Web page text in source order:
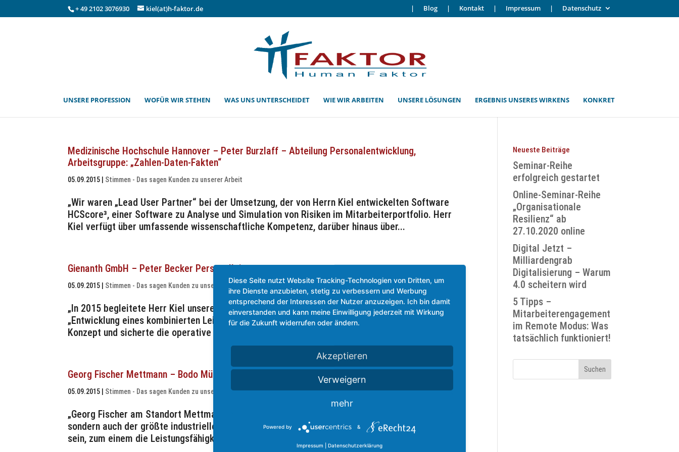
+ 49 2102 3076930 kiel(at)h-faktor.de | Blog | Kontakt | Impressum | Datenschutz
UNSERE PROFESSION WOFÜR WIR STEHEN WAS UNS UNTERSCHEIDET WIE WIR ARBEITEN UNSERE LÖSUNGEN ERGEBNIS UNSERES WIRKENS KONKRET
Medizinische Hochschule Hannover – Peter Burzlaff – Abteilung Personalentwicklung,
Arbeitsgruppe: „Zahlen-Daten-Fakten“
05.09.2015 Stimmen - Das sagen Kunden zu unserer Arbeit
„Wir waren „Lead User Partner“ bei der Umsetzung, der von Herrn Kiel entwickelten Software
HCScore³, einer Software zu Analyse und Simulation von Risiken im Mitarbeiterportfolio. Herr
Kiel verfügt über umfassende wissenschaftliche Kompetenz, darüber hinaus über...
Gienanth GmbH – Peter Becker Personalleiter
05.09.2015 Stimmen - Das sagen Kunden zu unserer Arbeit
„In 2015 begleitete Herr Kiel unsere Projekte >>Einführung von Teilautonomer Gruppenarbeit“ und
„Entwicklung eines kombinierten Leistungslohnmodelles<<. In Workshops entwickelte er das
Konzept und sicherte die operative Umsetzung. Für die Entscheider aus...
Georg Fischer Mettmann – Bodo Müller, Leiter Personalmanagement
05.09.2015 Stimmen - Das sagen Kunden zu unserer Arbeit
„Georg Fischer am Standort Mettmann ist nicht nur eine der modernsten Gießereien in Europa
sondern auch der größte industrielle Arbeitgeber in Mettmann. Unser Anliegen muss es daher
sein, zum einem die Leistungsfähigkeit unserer Beschäftigten auf der einen Seite und...
Neueste Beiträge
Seminar-Reihe
erfolgreich gestartet
Online-Seminar-Reihe
„Organisationale
Resilienz“ ab
27.10.2020 online
Digital Jetzt –
Milliardengrab
Digitalisierung – Warum
4.0 scheitern wird
5 Tipps –
Mitarbeiterengagement
im Remote Modus: Was
tatsächlich funktioniert!
Diese Seite nutzt Website Tracking-Technologien von Dritten, um
ihre Dienste anzubieten, stetig zu verbessern und Werbung
entsprechend der Interessen der Nutzer anzuzeigen. Ich bin damit
einverstanden und kann meine Einwilligung jederzeit mit Wirkung
für die Zukunft widerrufen oder ändern.
Akzeptieren
Verweigern
mehr
Powered by &
Impressum Datenschutzerklärung